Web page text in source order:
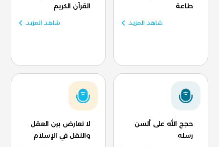
طاعة
شاهد المزيد
القرآن الكريم
شاهد المزيد
حجج الله على ألسن
رسله
لا تعارض بين العقل
والنقل في الإسلام